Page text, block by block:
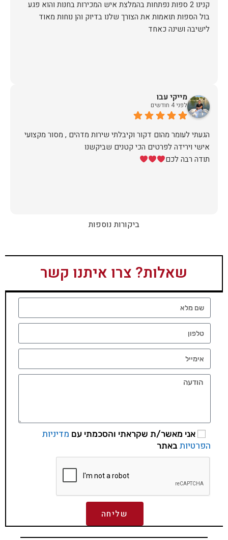
קנינו 2 ספות נפתחות בהמלצת איש המכירות בחנות והוא פגע
בול הספות תואמות את הצורך שלנו בדיוק והן נוחות מאוד
לישיבה ושינה כאחד
מייקי עבו
לפני 4 חודשים
הגעתי לעומר מהום דקור וקיבלתי שירות מדהים , מסור מקצועי
תודה רבה לכם
ביקורות נוספות
שאלות? צרו איתנו קשר
אני מאשר/ת שקראתי והסכמתי עם מדיניות
הפרטיות באתר
שליחה